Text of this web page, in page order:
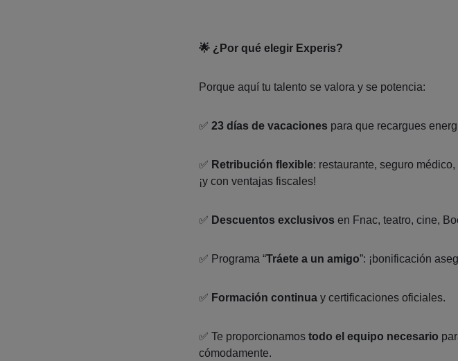
🌟 ¿Por qué elegir Experis?
Porque aquí tu talento se valora y se potencia:
✅ 23 días de vacacionespara que recargues
✅ Retribución flexible: restaurante, seguro
¡y con ventajas fiscales!
✅ Descuentos exclusivosen Fnac, teatro, cine,
✅ Programa “Tráete a un amigo”: ¡bonificación
✅ Formación continuay certificaciones oficiales.
✅ Te proporcionamos todo el equipo necesario
cómodamente.